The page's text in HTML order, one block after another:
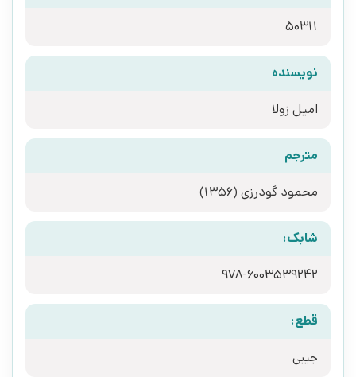
50311
نویسنده
امیل زولا
مترجم
محمود گودرزی (1356)
شابک:
978-6003539242
قطع:
جیبی